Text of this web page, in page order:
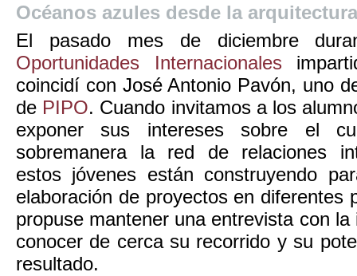
Océanos azules desde la arquitectura
El pasado mes de diciembre
Oportunidades Internacionales
coincidí con José Antonio Pavón, uno
de PIPO. Cuando invitamos a los
exponer sus intereses sobre el
sobremanera la red de relaciones
estos jóvenes están construyendo
elaboración de proyectos en diferentes
propuse mantener una entrevista con la
conocer de cerca su recorrido y su
resultado.